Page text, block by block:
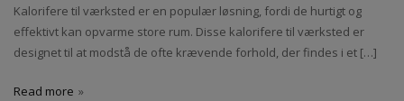
Kalorifere til værksted er en populær løsning, fordi de hurtigt og
effektivt kan opvarme store rum. Disse kalorifere til værksted er
designet til at modstå de ofte krævende forhold, der findes i et […]
Read more